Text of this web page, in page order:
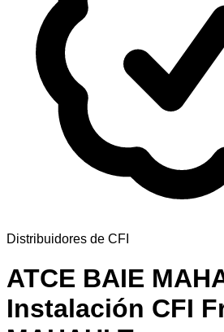
Distribuidores de CFI
ATCE BAIE
Instalación CFI